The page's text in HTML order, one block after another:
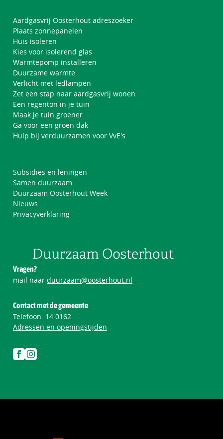
Aardgasvrij Oosterhout adreszoeker
Plaats zonnepanelen
Huis isoleren
Kies voor isolerend glas
Warmtepomp installeren
Duurzame warmte
Verlicht met ledlampen
Zet een stap naar aardgasvrij wonen
Een regenton in je tuin
Maak je tuin groener
Ga voor een groen dak
Hulp bij verduurzamen voor VvE's
Subsidies en leningen
Samen duurzaam
Duurzaam Oosterhout Week
Nieuws
Privacyverklaring
Vragen?
mail naar duurzaam@oosterhout.nl
Contact met de gemeente
Telefoon: 14 0162
Adressen en openingstijden